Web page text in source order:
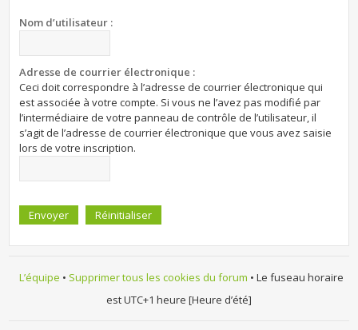
Nom d’utilisateur :
Adresse de courrier électronique :
Ceci doit correspondre à l’adresse de courrier électronique qui
est associée à votre compte. Si vous ne l’avez pas modifié par
l’intermédiaire de votre panneau de contrôle de l’utilisateur, il
s’agit de l’adresse de courrier électronique que vous avez saisie
lors de votre inscription.
L’équipe • Supprimer tous les cookies du forum • Le fuseau horaire
est UTC+1 heure [Heure d’été]